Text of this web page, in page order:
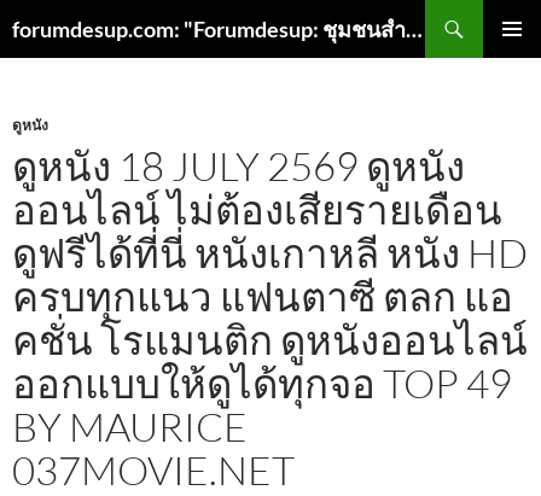
forumdesup.com: "Forumdesup: ชุมชนสำหรับนักบินสู่ความเป็นเลิศ"
เนื้อหา
ดูหนัง
ดูหนัง 18 JULY 2569 ดูหนัง
ออนไลน์ ไม่ต้องเสียรายเดือน
ดูฟรีได้ที่นี่ หนังเกาหลี หนัง HD
ครบทุกแนว แฟนตาซี ตลก แอ
คชั่น โรแมนติก ดูหนังออนไลน์
ออกแบบให้ดูได้ทุกจอ TOP 49
BY MAURICE
037MOVIE.NET